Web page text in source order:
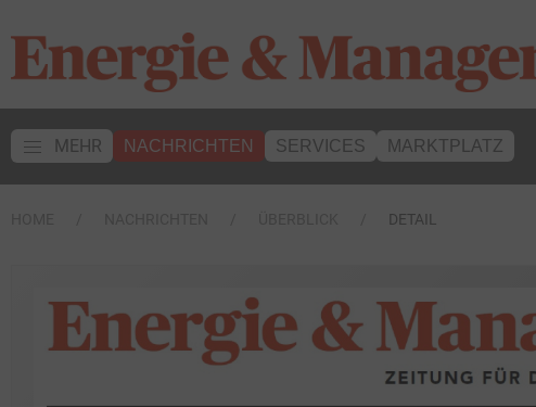
MEHR NACHRICHTEN SERVICES MARKTPLATZ
DETAIL